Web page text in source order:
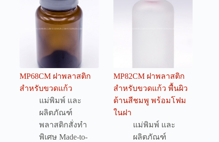
MP68CM ฝาพลาสติก
สำหรับขวดแก้ว
แม่พิมพ์ และ
ผลิตภัณฑ์
พลาสติกสั่งทำ
พิเศษ Made-to-
MP82CM ฝาพลาสติก
สำหรับขวดแก้ว พื้นผิว
ด้านสีชมพู พร้อมโฟม
ในฝา
แม่พิมพ์ และ
ผลิตภัณฑ์